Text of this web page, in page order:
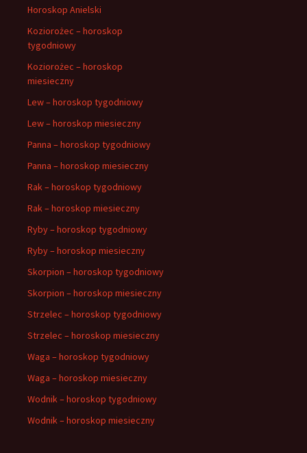
Horoskop Anielski
Koziorożec – horoskop
tygodniowy
Koziorożec – horoskop
miesieczny
Lew – horoskop tygodniowy
Lew – horoskop miesieczny
Panna – horoskop tygodniowy
Panna – horoskop miesieczny
Rak – horoskop tygodniowy
Rak – horoskop miesieczny
Ryby – horoskop tygodniowy
Ryby – horoskop miesieczny
Skorpion – horoskop tygodniowy
Skorpion – horoskop miesieczny
Strzelec – horoskop tygodniowy
Strzelec – horoskop miesieczny
Waga – horoskop tygodniowy
Waga – horoskop miesieczny
Wodnik – horoskop tygodniowy
Wodnik – horoskop miesieczny